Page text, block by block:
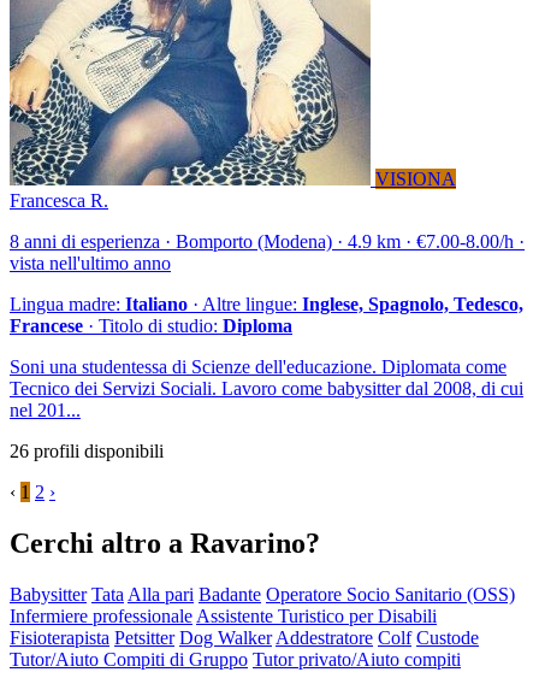
VISIONA
Francesca R.
8 anni di esperienza · Bomporto (Modena) · 4.9 km · €7.00-8.00/h ·
vista nell'ultimo anno
Lingua madre: Italiano · Altre lingue: Inglese, Spagnolo, Tedesco,
Francese · Titolo di studio: Diploma
Soni una studentessa di Scienze dell'educazione. Diplomata come
Tecnico dei Servizi Sociali. Lavoro come babysitter dal 2008, di cui
nel 201...
26 profili disponibili
‹ 1 2 ›
Cerchi altro a Ravarino?
Babysitter Tata Alla pari Badante Operatore Socio Sanitario (OSS)
Infermiere professionale Assistente Turistico per Disabili
Fisioterapista Petsitter Dog Walker Addestratore Colf Custode
Tutor/Aiuto Compiti di Gruppo Tutor privato/Aiuto compiti